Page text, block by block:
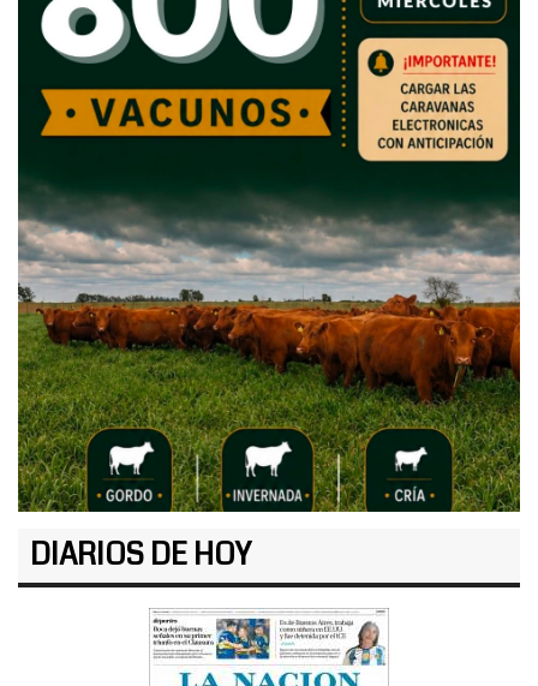
DIARIOS DE HOY